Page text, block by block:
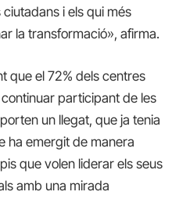
i els qui més
la transformació», afirma.
que el 72% dels centres
participant de les
un llegat, que ja tenia
ha emergit de manera
que volen liderar els seus
amb una mirada